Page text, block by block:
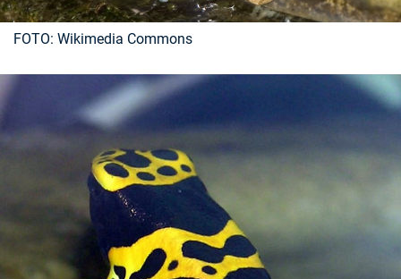
FOTO: Wikimedia Commons